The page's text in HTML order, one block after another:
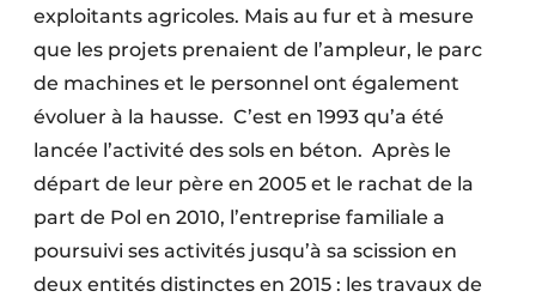
exploitants agricoles. Mais au fur et à mesure
que les projets prenaient de l’ampleur, le parc
de machines et le personnel ont également
évoluer à la hausse. C’est en 1993 qu’a été
lancée l’activité des sols en béton. Après le
départ de leur père en 2005 et le rachat de la
part de Pol en 2010, l’entreprise familiale a
poursuivi ses activités jusqu’à sa scission en
deux entités distinctes en 2015 : les travaux de